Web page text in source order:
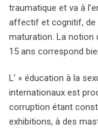
traumatique et va à
affectif et cognitif, de
maturation. La notion
15 ans correspond
L’ « éducation à la
internationaux est
corruption étant
exhibitions, à des